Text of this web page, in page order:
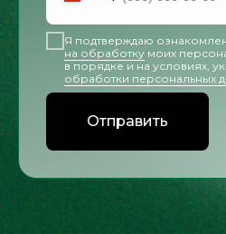
Я подтверждаю
на обработку моих
в порядке и на условиях,
обработки персональных
Отправить